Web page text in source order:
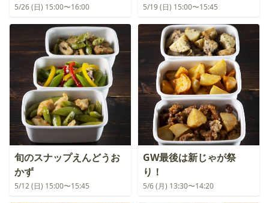
5/26 (日) 15:00〜16:00 5/19 (日) 15:00〜15:45
旬のスナップえんどうお
かず
5/12 (日) 15:00〜15:45
GW最後は新じゃが祭
り！
5/6 (月) 13:30〜14:20